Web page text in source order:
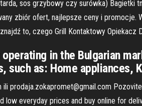
sos grzybowy czy surówka) Bagietki
zbiór ofert, najlepsze ceny i
to, czego Grill Kontaktowy Opiekacz
operating in the Bulgarian
as: Home appliances,
prodaja.zokapromet@gmail.com
low everyday prices and buy online for